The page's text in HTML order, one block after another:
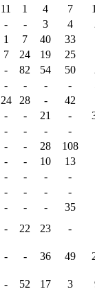
11 1 4 7
- - 3 4
1 7 40 33
7 24 19 25
- 82 54 50
- - - -
24 28 - 42
- - 21 -
- - -
-
- - 28
108
- - 10
13
- - -
-
- - -
-
- - -
35
- 22 23 -
- - 36 49
- 52 17 3